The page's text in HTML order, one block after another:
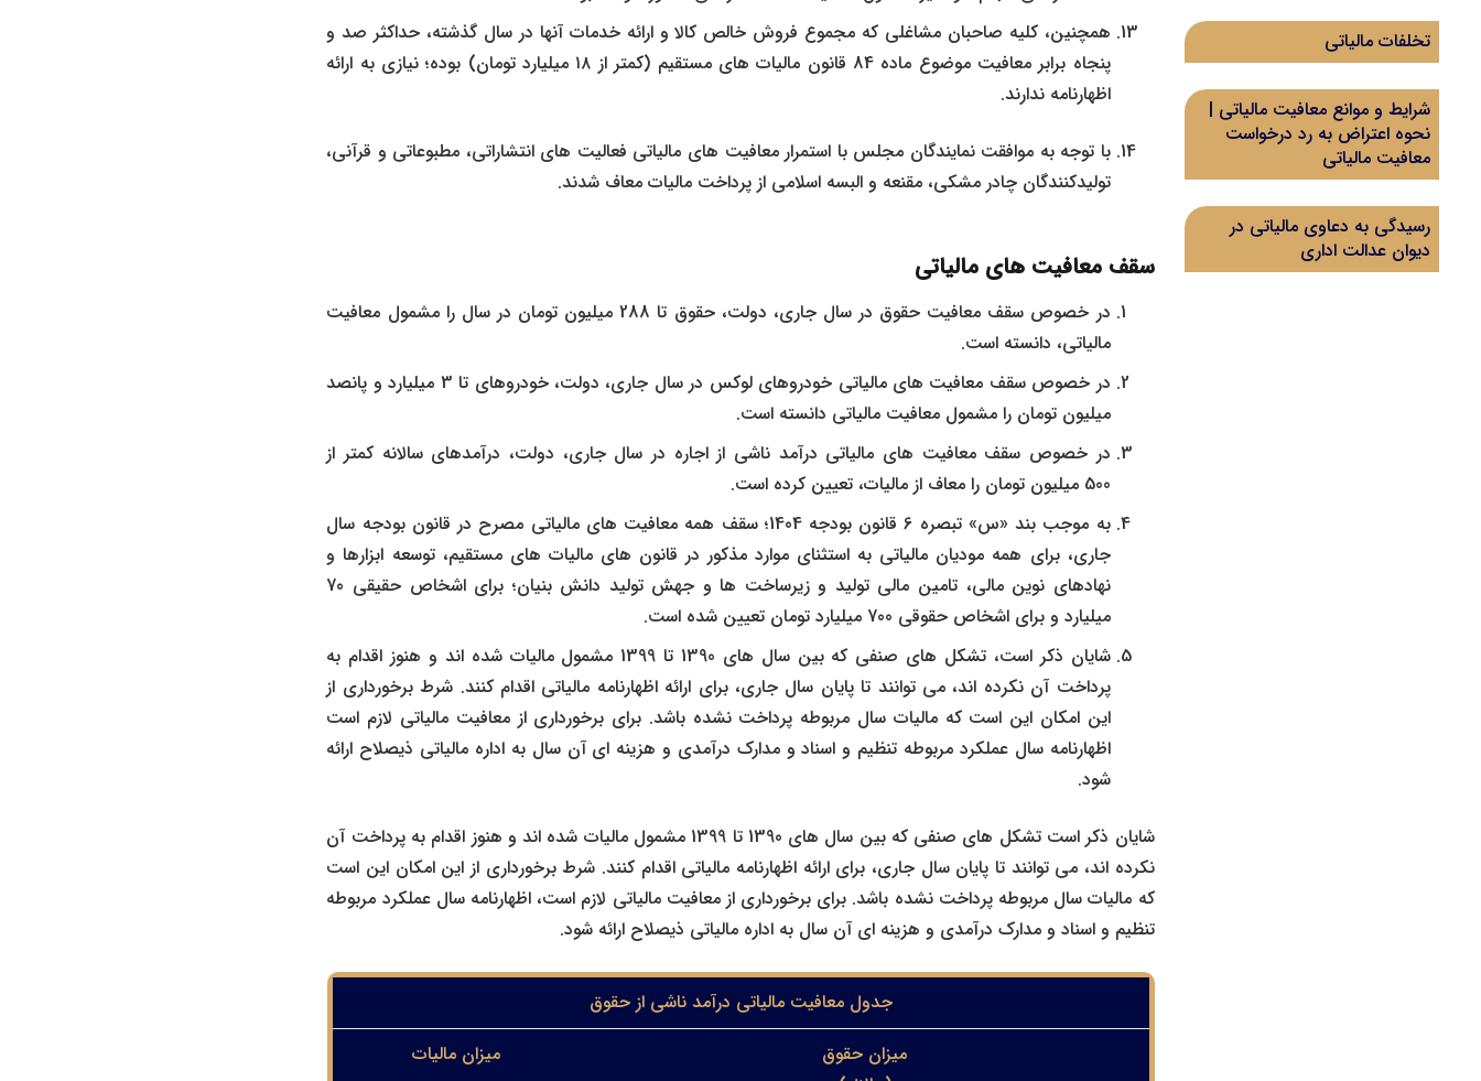
تخلفات مالیاتی
شرایط و موانع معافیت مالیاتی |
نحوه اعتراض به رد درخواست
معافیت مالیاتی
رسیدگی به دعاوی مالیاتی در
دیوان عدالت اداری
همچنین، کلیه صاحبان مشاغلی که مجموع فروش خالص کالا و ارائه خدمات آنها در سال گذشته، حداکثر صد و
پنجاه برابر معافیت موضوع ماده 84 قانون مالیات‌ های مستقیم (کمتر از ۱۸ میلیارد تومان) بوده؛ نیازی به ارائه
اظهارنامه ندارند.
با توجه به موافقت نمایندگان مجلس با استمرار معافیت‌ های مالیاتی فعالیت‌ های انتشاراتی، مطبوعاتی و قرآنی،
تولیدکنندگان چادر مشکی، مقنعه و البسه اسلامی از پرداخت مالیات معاف شدند.
سقف معافیت های مالیاتی
در خصوص سقف معافیت حقوق در سال جاری، دولت، حقوق تا 288 میلیون تومان در سال را مشمول معافیت
مالیاتی، دانسته است.
در خصوص سقف معافیت های مالیاتی خودروهای لوکس در سال جاری، دولت، خودروهای تا 3 میلیارد و پانصد
میلیون تومان را مشمول معافیت مالیاتی دانسته است.
در خصوص سقف معافیت های مالیاتی درآمد ناشی از اجاره در سال جاری، دولت، درآمدهای سالانه کمتر از
500 میلیون تومان را معاف از مالیات، تعیین کرده است.
به موجب بند «س» تبصره 6 قانون بودجه 1404؛ سقف همه معافیت های مالیاتی مصرح در قانون بودجه سال
جاری، برای همه مودیان مالیاتی به استثنای موارد مذکور در قانون های مالیات های مستقیم، توسعه ابزارها و
نهادهای نوین مالی، تامین مالی تولید و زیرساخت ها و جهش تولید دانش بنیان؛ برای اشخاص حقیقی 70
میلیارد و برای اشخاص حقوقی 700 میلیارد تومان تعیین شده است.
شایان ذکر است، تشکل های صنفی که بین سال های 1390 تا 1399 مشمول مالیات شده اند و هنوز اقدام به
پرداخت آن نکرده اند، می توانند تا پایان سال جاری، برای ارائه اظهارنامه مالیاتی اقدام کنند. شرط برخورداری از
این امکان این است که مالیات سال مربوطه پرداخت نشده باشد. برای برخورداری از معافیت مالیاتی لازم است
اظهارنامه سال عملکرد مربوطه تنظیم و اسناد و مدارک درآمدی و هزینه ای آن سال به اداره مالیاتی ذیصلاح ارائه
شود.
شایان ذکر است تشکل های صنفی که بین سال های 1390 تا 1399 مشمول مالیات شده اند و هنوز اقدام به پرداخت آن
نکرده اند، می توانند تا پایان سال جاری، برای ارائه اظهارنامه مالیاتی اقدام کنند. شرط برخورداری از این امکان این است
که مالیات سال مربوطه پرداخت نشده باشد. برای برخورداری از معافیت مالیاتی لازم است، اظهارنامه سال عملکرد مربوطه
تنظیم و اسناد و مدارک درآمدی و هزینه ای آن سال به اداره مالیاتی ذیصلاح ارائه شود.
جدول معافیت مالیاتی درآمد ناشی از حقوق
میزان حقوق
میزان مالیات